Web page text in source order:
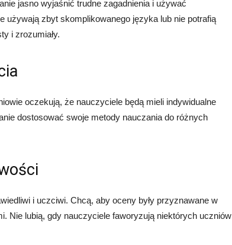
jasno wyjaśnić trudne zagadnienia i używać
używają zbyt skomplikowanego języka lub nie potrafią
i zrozumiały.
oczekują, że nauczyciele będą mieli indywidualne
dostosować swoje metody nauczania do różnych
i uczciwi. Chcą, aby oceny były przyznawane w
Nie lubią, gdy nauczyciele faworyzują niektórych uczniów